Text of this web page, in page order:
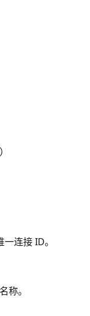
连接 ID。
称。